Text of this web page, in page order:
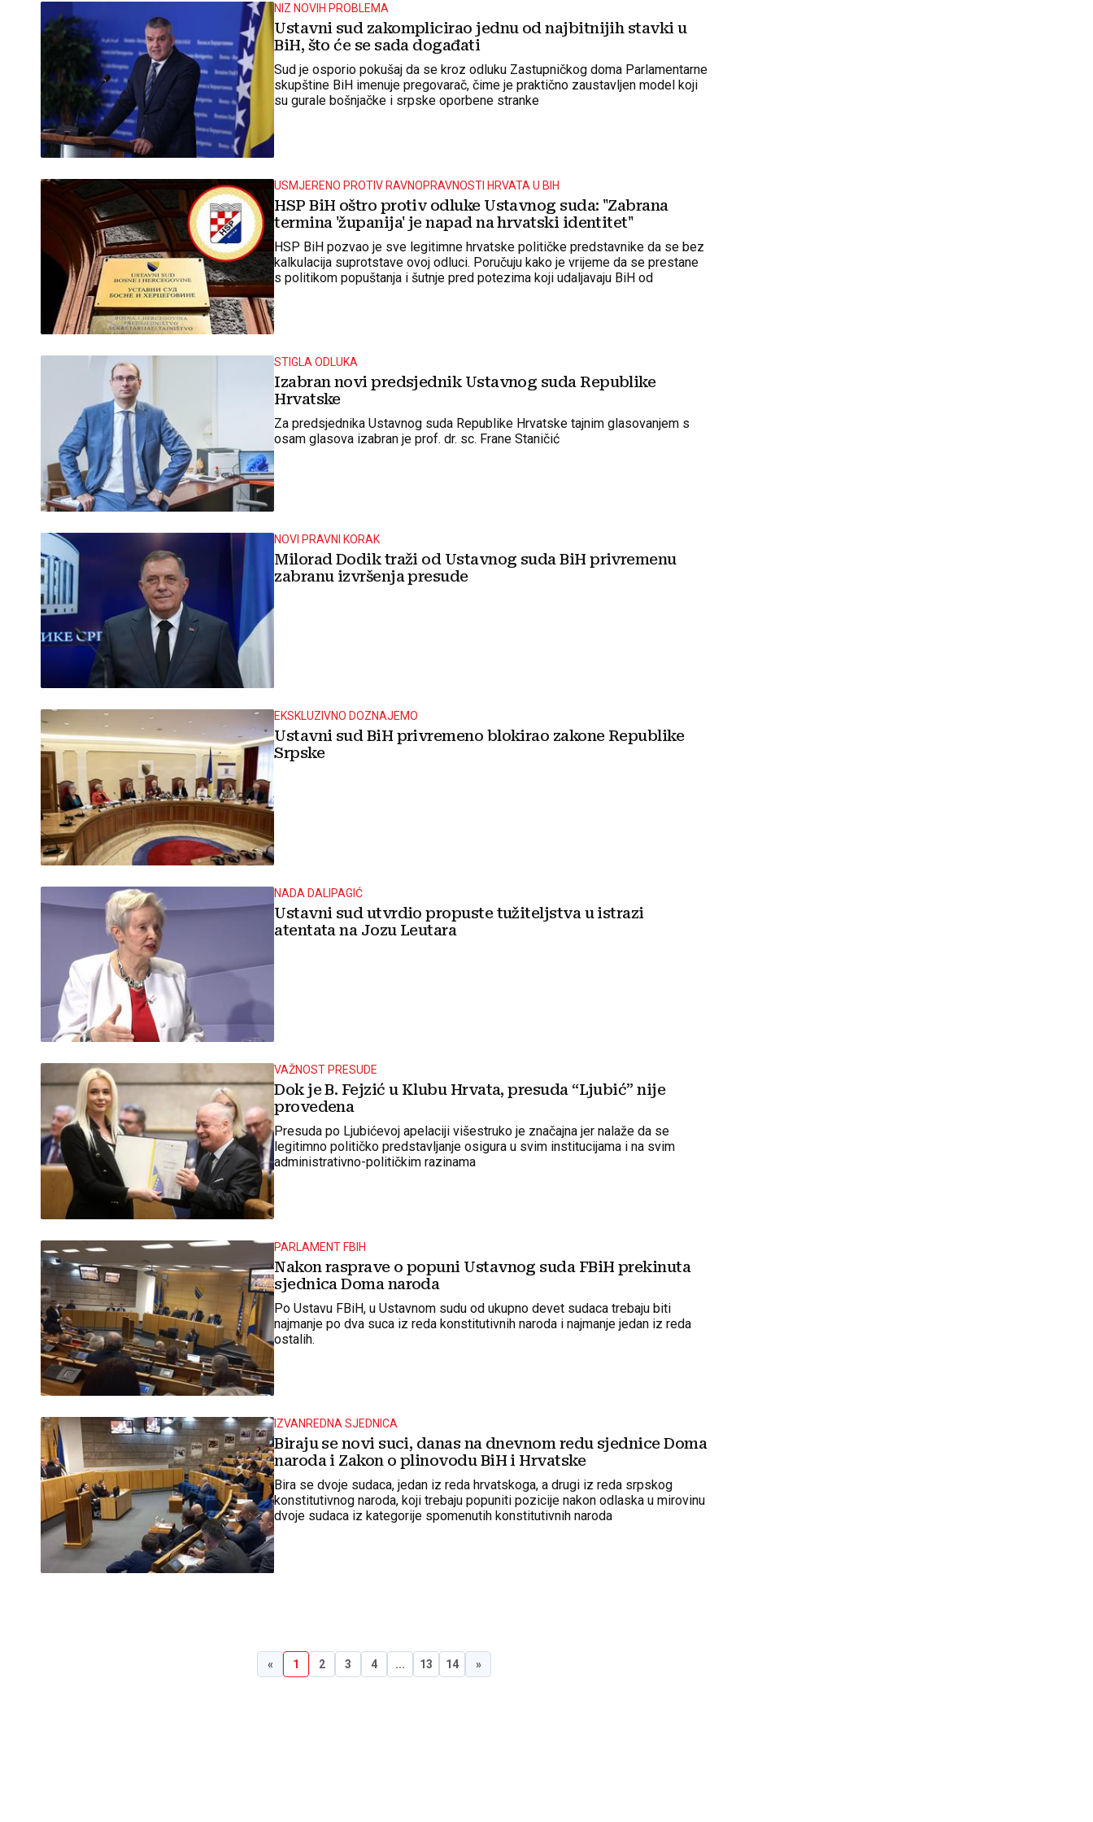
NIZ NOVIH PROBLEMA
Ustavni sud zakomplicirao jednu od najbitnijih stavki u
BiH, što će se sada događati
Sud je osporio pokušaj da se kroz odluku Zastupničkog doma Parlamentarne
skupštine BiH imenuje pregovarač, čime je praktično zaustavljen model koji
su gurale bošnjačke i srpske oporbene stranke
USMJERENO PROTIV RAVNOPRAVNOSTI HRVATA U BIH
HSP BiH oštro protiv odluke Ustavnog suda: "Zabrana
termina 'županija' je napad na hrvatski identitet"
HSP BiH pozvao je sve legitimne hrvatske političke predstavnike da se bez
kalkulacija suprotstave ovoj odluci. Poručuju kako je vrijeme da se prestane
s politikom popuštanja i šutnje pred potezima koji udaljavaju BiH od
STIGLA ODLUKA
Izabran novi predsjednik Ustavnog suda Republike
Hrvatske
Za predsjednika Ustavnog suda Republike Hrvatske tajnim glasovanjem s
osam glasova izabran je prof. dr. sc. Frane Staničić
NOVI PRAVNI KORAK
Milorad Dodik traži od Ustavnog suda BiH privremenu
zabranu izvršenja presude
EKSKLUZIVNO DOZNAJEMO
Ustavni sud BiH privremeno blokirao zakone Republike
Srpske
NADA DALIPAGIĆ
Ustavni sud utvrdio propuste tužiteljstva u istrazi
atentata na Jozu Leutara
VAŽNOST PRESUDE
Dok je B. Fejzić u Klubu Hrvata, presuda “Ljubić” nije
provedena
Presuda po Ljubićevoj apelaciji višestruko je značajna jer nalaže da se
legitimno političko predstavljanje osigura u svim institucijama i na svim
administrativno-političkim razinama
PARLAMENT FBIH
Nakon rasprave o popuni Ustavnog suda FBiH prekinuta
sjednica Doma naroda
Po Ustavu FBiH, u Ustavnom sudu od ukupno devet sudaca trebaju biti
najmanje po dva suca iz reda konstitutivnih naroda i najmanje jedan iz reda
ostalih.
IZVANREDNA SJEDNICA
Biraju se novi suci, danas na dnevnom redu sjednice Doma
naroda i Zakon o plinovodu BiH i Hrvatske
Bira se dvoje sudaca, jedan iz reda hrvatskoga, a drugi iz reda srpskog
konstitutivnog naroda, koji trebaju popuniti pozicije nakon odlaska u mirovinu
dvoje sudaca iz kategorije spomenutih konstitutivnih naroda
« 1 2 3 4 ... 13 14 »